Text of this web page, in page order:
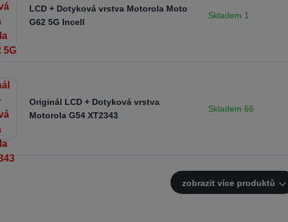
LCD + Dotyková vrstva Motorola Moto
G62 5G Incell
Skladem 1
Originál LCD + Dotyková vrstva
Motorola G54 XT2343
Skladem 66
zobrazit více produktů